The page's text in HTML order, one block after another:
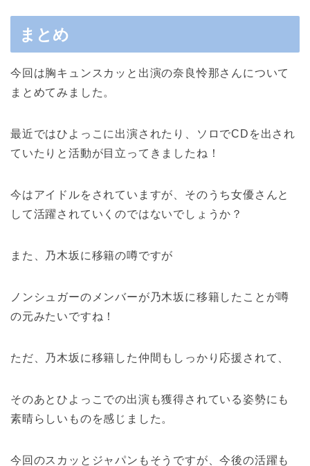
まとめ
今回は胸キュンスカッと出演の奈良怜那さんについて
まとめてみました。
最近ではひよっこに出演されたり、ソロでCDを出され
ていたりと活動が目立ってきましたね！
今はアイドルをされていますが、そのうち女優さんと
して活躍されていくのではないでしょうか？
また、乃木坂に移籍の噂ですが
ノンシュガーのメンバーが乃木坂に移籍したことが噂
の元みたいですね！
ただ、乃木坂に移籍した仲間もしっかり応援されて、
そのあとひよっこでの出演も獲得されている姿勢にも
素晴らしいものを感じました。
今回のスカッとジャパンもそうですが、今後の活躍も